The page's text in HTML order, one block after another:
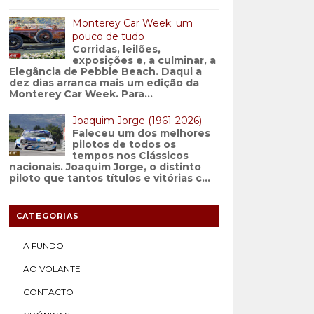
Monterey Car Week: um
pouco de tudo
Corridas, leilões,
exposições e, a culminar, a
Elegância de Pebble Beach. Daqui a
dez dias arranca mais um edição da
Monterey Car Week. Para...
Joaquim Jorge (1961-2026)
Faleceu um dos melhores
pilotos de todos os
tempos nos Clássicos
nacionais. Joaquim Jorge, o distinto
piloto que tantos títulos e vitórias c...
CATEGORIAS
A FUNDO
AO VOLANTE
CONTACTO